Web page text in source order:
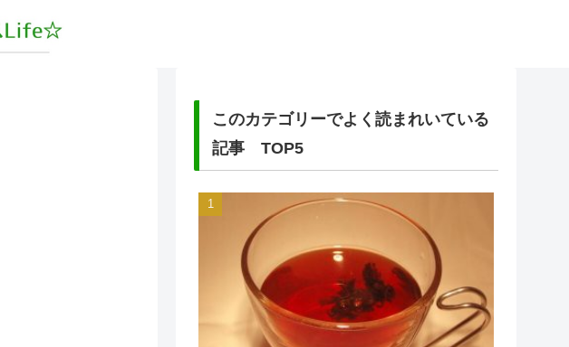
このカテゴリーでよく読まれいている
記事 TOP5